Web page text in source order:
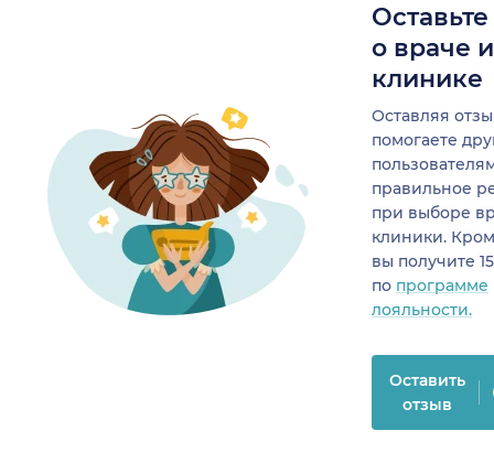
о враче
клинике
Оставляя
помогаете
правильное
при выборе
клиники.
вы получите
по программе
лояльности.
Оставить
отзыв